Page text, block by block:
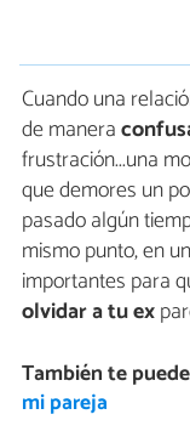
Cuando una
de manera
frustración...una
que demores un
pasado algún
mismo punto, en
importantes para
olvidar a tu ex
También te
mi pareja